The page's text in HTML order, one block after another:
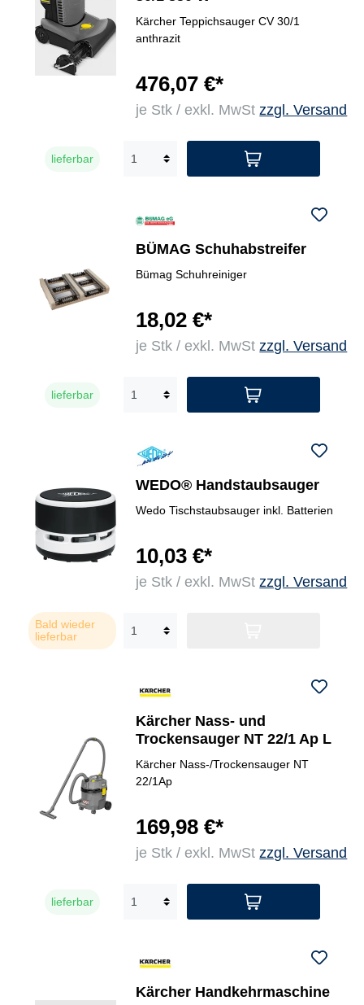
Kärcher Teppichsauger CV 30/1
anthrazit
476,07 €*
je Stk / exkl. MwStzzgl. Versand
lieferbar
BÜMAG Schuhabstreifer
Bümag Schuhreiniger
18,02 €*
je Stk / exkl. MwStzzgl. Versand
lieferbar
WEDO® Handstaubsauger
Wedo Tischstaubsauger inkl. Batterien
10,03 €*
je Stk / exkl. MwStzzgl. Versand
Bald wieder
lieferbar
Kärcher Nass- und
Trockensauger NT 22/1 Ap L
Kärcher Nass-/Trockensauger NT
22/1Ap
169,98 €*
je Stk / exkl. MwStzzgl. Versand
lieferbar
Kärcher Handkehrmaschine